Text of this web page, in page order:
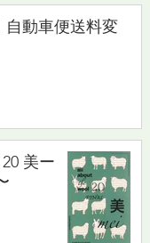
自動車便送料変
美ー